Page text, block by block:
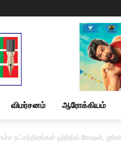
விமர்சனம் ஆரோக்கியம்
நட்சத்திரங்கள் ஹ்ரிதிக் ரோஷன்,